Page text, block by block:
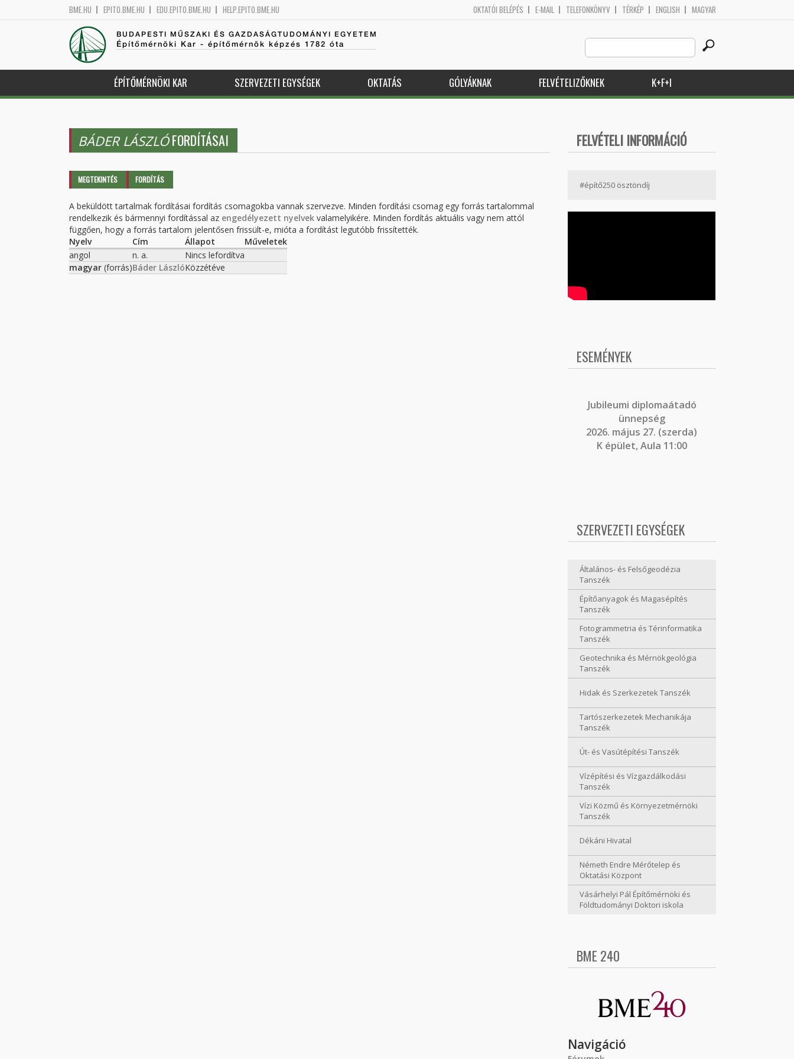
BME.HU EPITO.BME.HU EDU.EPITO.BME.HU HELP.EPITO.BME.HU OKTATÓI BELÉPÉS E-MAIL TELEFONKÖNYV TÉRKÉP ENGLISH MAGYAR
BUDAPESTI MŰSZAKI ÉS GAZDASÁGTUDOMÁNYI EGYETEM
Építőmérnöki Kar - építőmérnök képzés 1782 óta
Search
this
site
ÉPÍTŐMÉRNÖKI KAR SZERVEZETI EGYSÉGEK OKTATÁS GÓLYÁKNAK FELVÉTELIZŐKNEK K+F+I
BÁDER LÁSZLÓFORDÍTÁSAI
Elsődleges fülek
MEGTEKINTÉS FORDÍTÁS
A beküldött tartalmak fordításai fordítás csomagokba vannak szervezve. Minden fordítási csomag egy forrás tartalommal
rendelkezik és bármennyi fordítással az engedélyezett nyelvek valamelyikére. Minden fordítás aktuális vagy nem attól
függően, hogy a forrás tartalom jelentősen frissült-e, mióta a fordítást legutóbb frissítették.
Nyelv
Cím Állapot
Műveletek
angol
n. a.
Nincs lefordítva
magyar (forrás)Báder LászlóKözzétéve
FELVÉTELI INFORMÁCIÓ
#építő250 ösztöndíj
ESEMÉNYEK
Jubileumi diplomaátadó
ünnepség
2026. május 27. (szerda)
K épület, Aula 11:00
SZERVEZETI EGYSÉGEK
Általános- és Felsőgeodézia
Tanszék
Építőanyagok és Magasépítés
Tanszék
Fotogrammetria és Térinformatika
Tanszék
Geotechnika és Mérnökgeológia
Tanszék
Hidak és Szerkezetek Tanszék
Tartószerkezetek Mechanikája
Tanszék
Út- és Vasútépítési Tanszék
Vízépítési és Vízgazdálkodási
Tanszék
Vízi Közmű és Környezetmérnöki
Tanszék
Dékáni Hivatal
Németh Endre Mérőtelep és
Oktatási Központ
Vásárhelyi Pál Építőmérnöki és
Földtudományi Doktori iskola
BME 240
Navigáció